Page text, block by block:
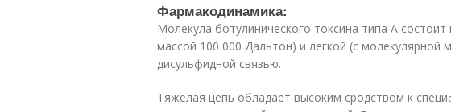
Фармакодинамика:
Молекула ботулинического токсина типа А
массой 100 000 Дальтон) и легкой (с молекулярной
дисульфидной связью.
Тяжелая цепь обладает высоким сродством к